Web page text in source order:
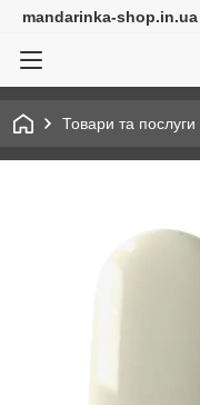
mandarinka-shop.in.ua
Товари та послуги